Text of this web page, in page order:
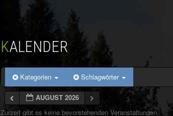
KALENDER
Kategorien Schlagwörter
AUGUST 2026
Zurzeit gibt es keine bevorstehenden Veranstaltungen.